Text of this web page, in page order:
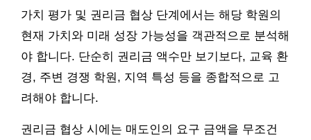
가치 평가 및 권리금 협상 단계에서는 해당 학원의
현재 가치와 미래 성장 가능성을 객관적으로 분석해
야 합니다. 단순히 권리금 액수만 보기보다, 교육 환
경, 주변 경쟁 학원, 지역 특성 등을 종합적으로 고
려해야 합니다.
권리금 협상 시에는 매도인의 요구 금액을 무조건